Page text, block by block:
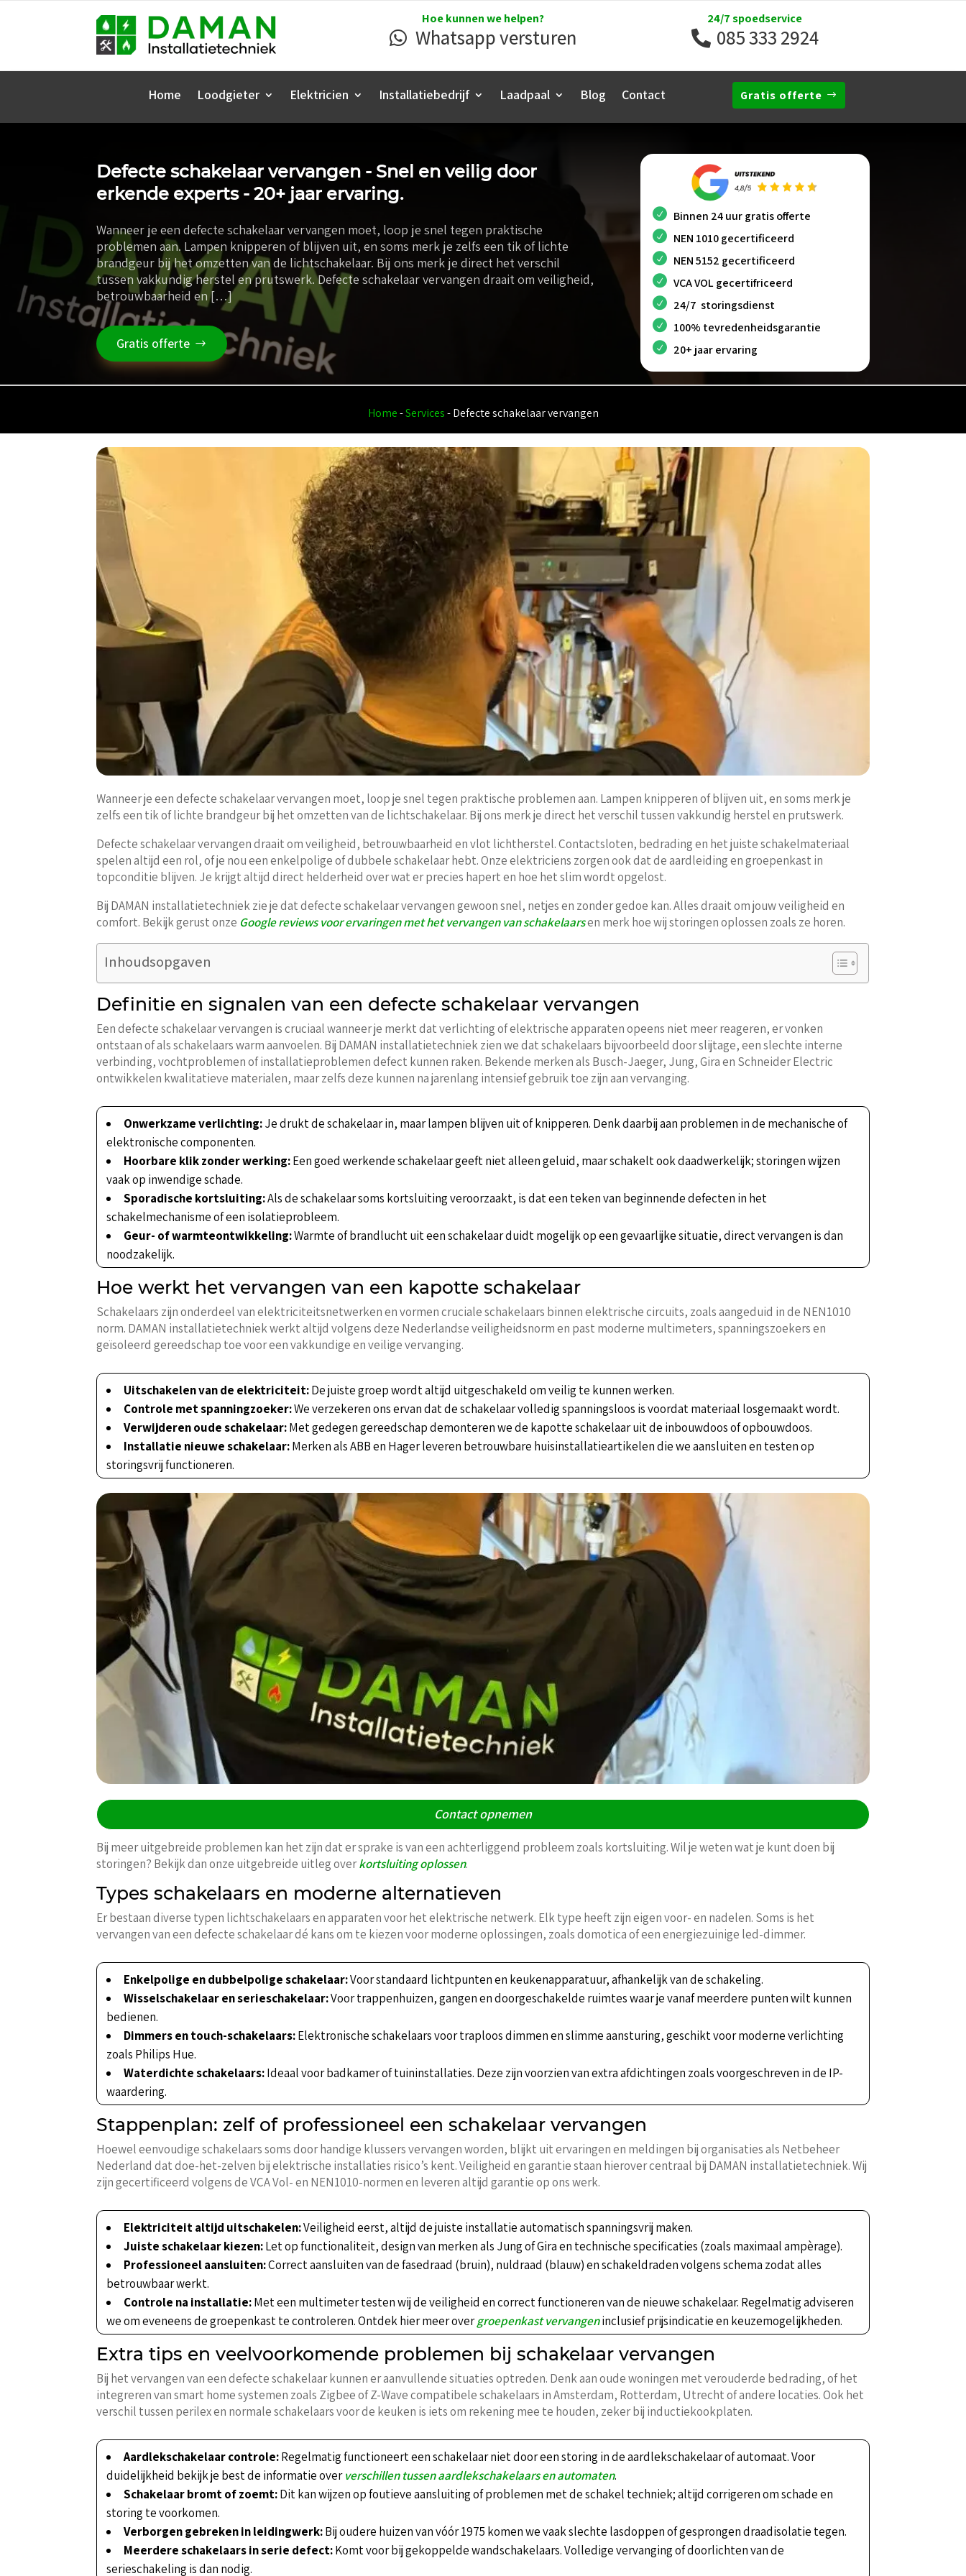
Hoe kunnen we helpen?
Whatsapp versturen
24/7 spoedservice
085 333 2924
Home Loodgieter Elektricien Installatiebedrijf Laadpaal Blog Contact Gratis offerte
Defecte schakelaar vervangen - Snel en veilig door
erkende experts - 20+ jaar ervaring.
Wanneer je een defecte schakelaar vervangen moet, loop je snel tegen praktische
problemen aan. Lampen knipperen of blijven uit, en soms merk je zelfs een tik of lichte
brandgeur bij het omzetten van de lichtschakelaar. Bij ons merk je direct het verschil
tussen vakkundig herstel en prutswerk. Defecte schakelaar vervangen draait om veiligheid,
betrouwbaarheid en […]
Gratis offerte
Binnen 24 uur gratis offerte
NEN 1010 gecertificeerd
NEN 5152 gecertificeerd
VCA VOL gecertifriceerd
24/7 storingsdienst
100% tevredenheidsgarantie
20+ jaar ervaring
Home-Services-Defecte schakelaar vervangen
Wanneer je een defecte schakelaar vervangen moet, loop je snel tegen praktische problemen aan. Lampen knipperen of blijven uit, en soms merk je
zelfs een tik of lichte brandgeur bij het omzetten van de lichtschakelaar. Bij ons merk je direct het verschil tussen vakkundig herstel en prutswerk.
Defecte schakelaar vervangen draait om veiligheid, betrouwbaarheid en vlot lichtherstel. Contactsloten, bedrading en het juiste schakelmateriaal
spelen altijd een rol, of je nou een enkelpolige of dubbele schakelaar hebt. Onze elektriciens zorgen ook dat de aardleiding en groepenkast in
topconditie blijven. Je krijgt altijd direct helderheid over wat er precies hapert en hoe het slim wordt opgelost.
Bij DAMAN installatietechniek zie je dat defecte schakelaar vervangen gewoon snel, netjes en zonder gedoe kan. Alles draait om jouw veiligheid en
comfort. Bekijk gerust onze Google reviews voor ervaringen met het vervangen van schakelaarsen merk hoe wij storingen oplossen zoals ze horen.
Inhoudsopgaven
Definitie en signalen van een defecte schakelaar vervangen
Een defecte schakelaar vervangen is cruciaal wanneer je merkt dat verlichting of elektrische apparaten opeens niet meer reageren, er vonken
ontstaan of als schakelaars warm aanvoelen. Bij DAMAN installatietechniek zien we dat schakelaars bijvoorbeeld door slijtage, een slechte interne
verbinding, vochtproblemen of installatieproblemen defect kunnen raken. Bekende merken als Busch-Jaeger, Jung, Gira en Schneider Electric
ontwikkelen kwalitatieve materialen, maar zelfs deze kunnen na jarenlang intensief gebruik toe zijn aan vervanging.
Onwerkzame verlichting:Je drukt de schakelaar in, maar lampen blijven uit of knipperen. Denk daarbij aan problemen in de mechanische of
elektronische componenten.
Hoorbare klik zonder werking:Een goed werkende schakelaar geeft niet alleen geluid, maar schakelt ook daadwerkelijk; storingen wijzen
vaak op inwendige schade.
Sporadische kortsluiting:Als de schakelaar soms kortsluiting veroorzaakt, is dat een teken van beginnende defecten in het
schakelmechanisme of een isolatieprobleem.
Geur- of warmteontwikkeling:Warmte of brandlucht uit een schakelaar duidt mogelijk op een gevaarlijke situatie, direct vervangen is dan
noodzakelijk.
Hoe werkt het vervangen van een kapotte schakelaar
Schakelaars zijn onderdeel van elektriciteitsnetwerken en vormen cruciale schakelaars binnen elektrische circuits, zoals aangeduid in de NEN1010
norm. DAMAN installatietechniek werkt altijd volgens deze Nederlandse veiligheidsnorm en past moderne multimeters, spanningszoekers en
geïsoleerd gereedschap toe voor een vakkundige en veilige vervanging.
Uitschakelen van de elektriciteit:De juiste groep wordt altijd uitgeschakeld om veilig te kunnen werken.
Controle met spanningzoeker:We verzekeren ons ervan dat de schakelaar volledig spanningsloos is voordat materiaal losgemaakt wordt.
Verwijderen oude schakelaar:Met gedegen gereedschap demonteren we de kapotte schakelaar uit de inbouwdoos of opbouwdoos.
Installatie nieuwe schakelaar:Merken als ABB en Hager leveren betrouwbare huisinstallatieartikelen die we aansluiten en testen op
storingsvrij functioneren.
Contact opnemen
Bij meer uitgebreide problemen kan het zijn dat er sprake is van een achterliggend probleem zoals kortsluiting. Wil je weten wat je kunt doen bij
storingen? Bekijk dan onze uitgebreide uitleg overkortsluiting oplossen.
Types schakelaars en moderne alternatieven
Er bestaan diverse typen lichtschakelaars en apparaten voor het elektrische netwerk. Elk type heeft zijn eigen voor- en nadelen. Soms is het
vervangen van een defecte schakelaar dé kans om te kiezen voor moderne oplossingen, zoals domotica of een energiezuinige led-dimmer.
Enkelpolige en dubbelpolige schakelaar:Voor standaard lichtpunten en keukenapparatuur, afhankelijk van de schakeling.
Wisselschakelaar en serieschakelaar:Voor trappenhuizen, gangen en doorgeschakelde ruimtes waar je vanaf meerdere punten wilt kunnen
bedienen.
Dimmers en touch-schakelaars:Elektronische schakelaars voor traploos dimmen en slimme aansturing, geschikt voor moderne verlichting
zoals Philips Hue.
Waterdichte schakelaars:Ideaal voor badkamer of tuininstallaties. Deze zijn voorzien van extra afdichtingen zoals voorgeschreven in de IP-
waardering.
Stappenplan: zelf of professioneel een schakelaar vervangen
Hoewel eenvoudige schakelaars soms door handige klussers vervangen worden, blijkt uit ervaringen en meldingen bij organisaties als Netbeheer
Nederland dat doe-het-zelven bij elektrische installaties risico’s kent. Veiligheid en garantie staan hierover centraal bij DAMAN installatietechniek. Wij
zijn gecertificeerd volgens de VCA Vol- en NEN1010-normen en leveren altijd garantie op ons werk.
Elektriciteit altijd uitschakelen:Veiligheid eerst, altijd de juiste installatie automatisch spanningsvrij maken.
Juiste schakelaar kiezen:Let op functionaliteit, design van merken als Jung of Gira en technische specificaties (zoals maximaal ampèrage).
Professioneel aansluiten:Correct aansluiten van de fasedraad (bruin), nuldraad (blauw) en schakeldraden volgens schema zodat alles
betrouwbaar werkt.
Controle na installatie:Met een multimeter testen wij de veiligheid en correct functioneren van de nieuwe schakelaar. Regelmatig adviseren
we om eveneens de groepenkast te controleren. Ontdek hier meer overgroepenkast vervangeninclusief prijsindicatie en keuzemogelijkheden.
Extra tips en veelvoorkomende problemen bij schakelaar vervangen
Bij het vervangen van een defecte schakelaar kunnen er aanvullende situaties optreden. Denk aan oude woningen met verouderde bedrading, of het
integreren van smart home systemen zoals Zigbee of Z-Wave compatibele schakelaars in Amsterdam, Rotterdam, Utrecht of andere locaties. Ook het
verschil tussen perilex en normale schakelaars voor de keuken is iets om rekening mee te houden, zeker bij inductiekookplaten.
Aardlekschakelaar controle:Regelmatig functioneert een schakelaar niet door een storing in de aardlekschakelaar of automaat. Voor
duidelijkheid bekijk je best de informatie oververschillen tussen aardlekschakelaars en automaten.
Schakelaar bromt of zoemt:Dit kan wijzen op foutieve aansluiting of problemen met de schakel techniek; altijd corrigeren om schade en
storing te voorkomen.
Verborgen gebreken in leidingwerk:Bij oudere huizen van vóór 1975 komen we vaak slechte lasdoppen of gesprongen draadisolatie tegen.
Meerdere schakelaars in serie defect:Komt voor bij gekoppelde wandschakelaars. Volledige vervanging of doorlichten van de
serieschakeling is dan nodig.